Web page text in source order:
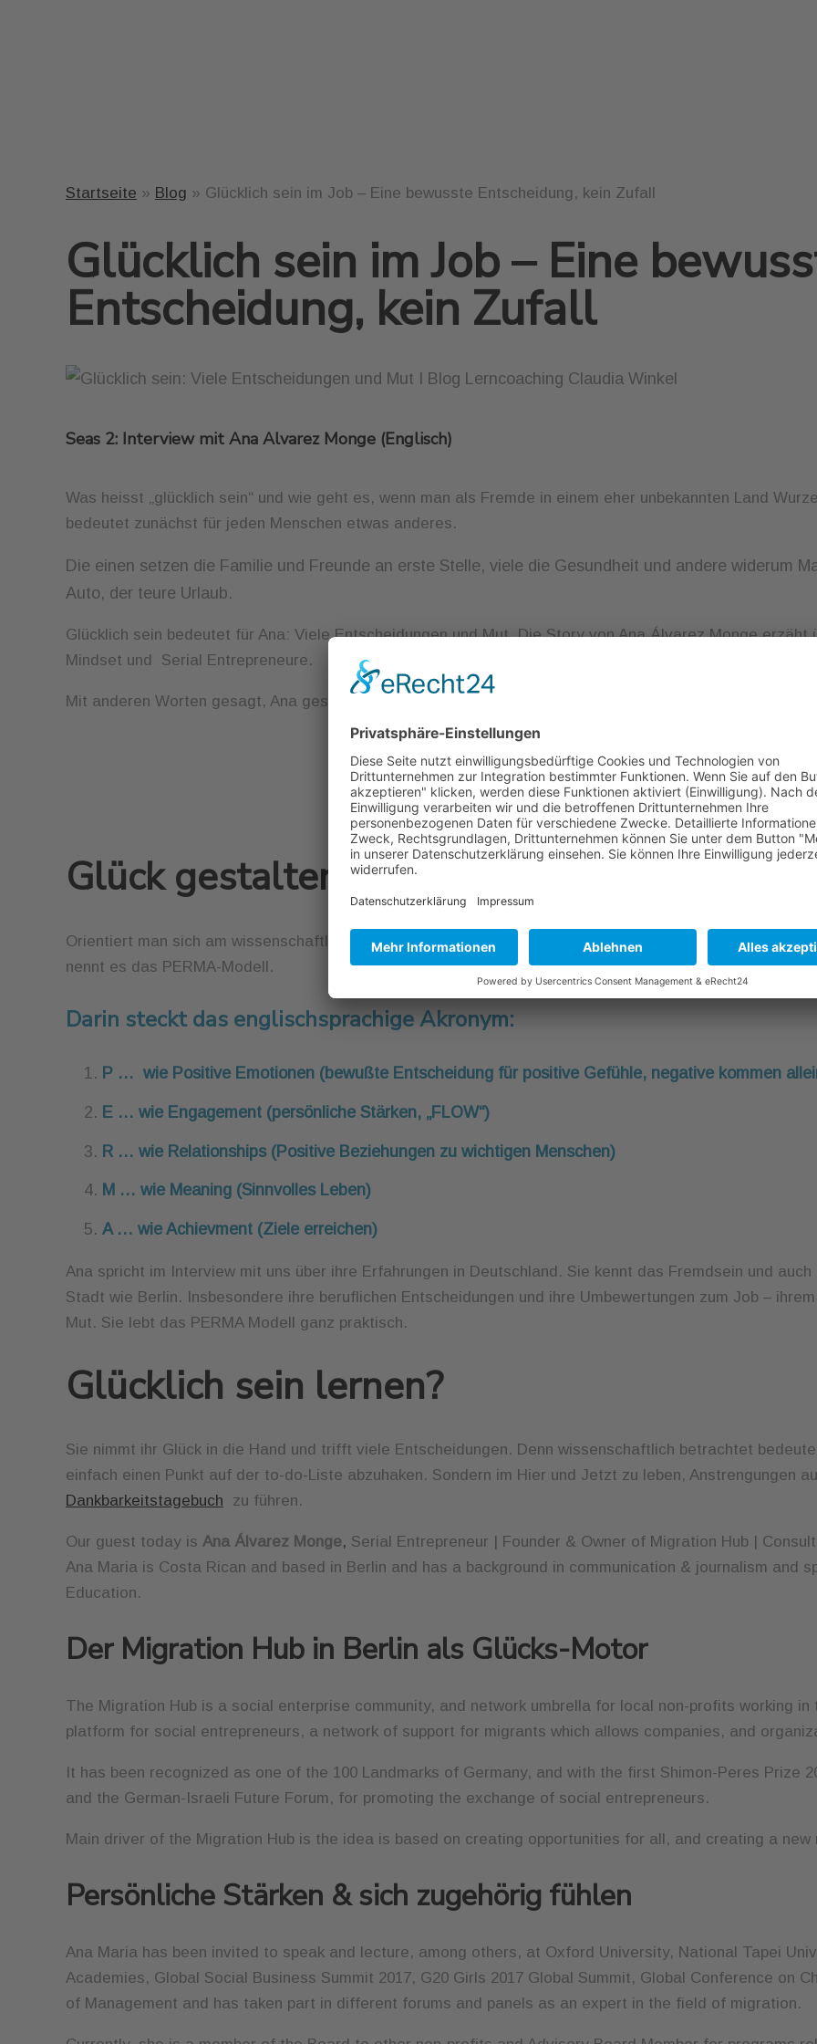
Startseite » Blog » Glücklich sein im Job – Eine bewusste Entscheidung, kein Zufall
Glücklich sein im Job – Eine
Entscheidung, kein Zufall
Seas 2: Interview mit Ana Alvarez Monge (Englisch)
Was heisst „glücklich sein“ und wie geht es, wenn man als Fremde in einem eher unbekannten Land
bedeutet zunächst für jeden Menschen etwas anderes.
Die einen setzen die Familie und Freunde an erste Stelle, viele die Gesundheit und andere widerum
Auto, der teure Urlaub.
Glücklich sein bedeutet für Ana: Viele Entscheidungen und Mut. Die Story von Ana Álvarez Monge
Mindset und Serial Entrepreneure.
Mit anderen Worten gesagt, Ana gestaltet ihr Glück aktiv. Sie lebt
Inhalt
Glück gestalten: Positive Psychologie
Glücklich sein lernen?
Glück gestalten: Positive Psychologie
Orientiert man sich am wissenschaftlichen Modell der Positiven Psychologie gibt es 5 tragende Säulen
nennt es das PERMA-Modell.
Darin steckt das englischsprachige Akronym:
P … wie Positive Emotionen (bewußte Entscheidung für positive Gefühle, negative kommen
E … wie Engagement (persönliche Stärken, „FLOW“)
R … wie Relationships (Positive Beziehungen zu wichtigen Menschen)
M … wie Meaning (Sinnvolles Leben)
A … wie Achievment (Ziele erreichen)
Ana spricht im Interview mit uns über ihre Erfahrungen in Deutschland. Sie kennt das Fremdsein und
Stadt wie Berlin. Insbesondere ihre beruflichen Entscheidungen und ihre Umbewertungen zum Job –
Mut. Sie lebt das PERMA Modell ganz praktisch.
Glücklich sein lernen?
Sie nimmt ihr Glück in die Hand und trifft viele Entscheidungen. Denn wissenschaftlich betrachtet
einfach einen Punkt auf der to-do-Liste abzuhaken. Sondern im Hier und Jetzt zu leben, Anstrengungen
Dankbarkeitstagebuch zu führen.
Our guest today is Ana Álvarez Monge, Serial Entrepreneur | Founder & Owner of Migration Hub |
Ana Maria is Costa Rican and based in Berlin and has a background in communication & journalism and
Education.
Der Migration Hub in Berlin als Glücks-Motor
The Migration Hub is a social enterprise community, and network umbrella for local non-profits working
platform for social entrepreneurs, a network of support for migrants which allows companies, and
It has been recognized as one of the 100 Landmarks of Germany, and with the first Shimon-Peres Prize
and the German-Israeli Future Forum, for promoting the exchange of social entrepreneurs.
Main driver of the Migration Hub is the idea is based on creating opportunities for all, and creating a
Persönliche Stärken & sich zugehörig fühlen
Ana Maria has been invited to speak and lecture, among others, at Oxford University, National Tapei
Academies, Global Social Business Summit 2017, G20 Girls 2017 Global Summit, Global Conference on
of Management and has taken part in different forums and panels as an expert in the field of migration.